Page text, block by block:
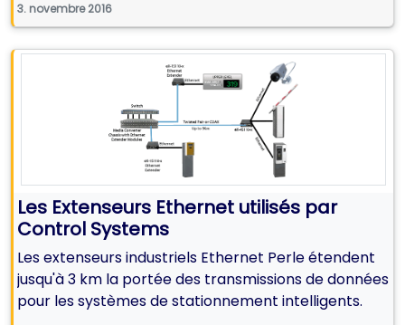
3. novembre 2016
Les Extenseurs Ethernet utilisés par
Control Systems
Les extenseurs industriels Ethernet Perle étendent
jusqu'à 3 km la portée des transmissions de données
pour les systèmes de stationnement intelligents.